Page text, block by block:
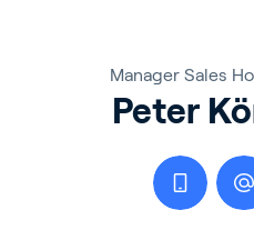
Manager Sales
Peter